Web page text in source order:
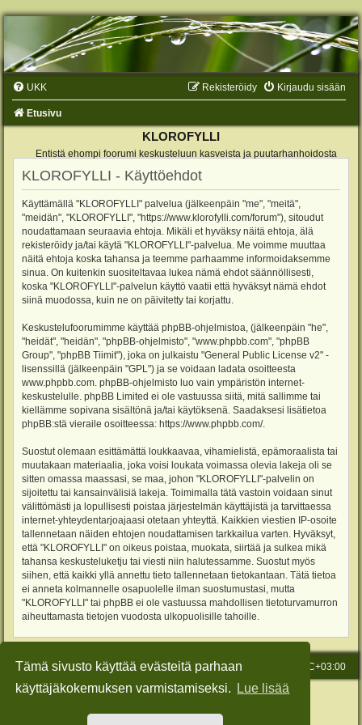
Tämä sivusto käyttää evästeitä parhaan
käyttäjäkokemuksen varmistamiseksi.
Lue lisää
UKK Kirjaudu sisään
Rekisteröidy
Etusivu
KLOROFYLLI
Entistä ehompi foorumi keskusteluun kasveista ja puutarhanhoidosta
KLOROFYLLI - Käyttöehdot
Käyttämällä "KLOROFYLLI" palvelua (jälkeenpäin "me", "meitä",
"meidän", "KLOROFYLLI", "https://www.klorofylli.com/forum"), sitoudut
noudattamaan seuraavia ehtoja. Mikäli et hyväksy näitä ehtoja, älä
rekisteröidy ja/tai käytä "KLOROFYLLI"-palvelua. Me voimme muuttaa
näitä ehtoja koska tahansa ja teemme parhaamme informoidaksemme
sinua. On kuitenkin suositeltavaa lukea nämä ehdot säännöllisesti,
koska "KLOROFYLLI"-palvelun käyttö vaatii että hyväksyt nämä ehdot
siinä muodossa, kuin ne on päivitetty tai korjattu.
Keskustelufoorumimme käyttää phpBB-ohjelmistoa, (jälkeenpäin "he",
"heidät", "heidän", "phpBB-ohjelmisto", "www.phpbb.com", "phpBB
Group", "phpBB Tiimit"), joka on julkaistu "General Public License v2" -
lisenssillä (jälkeenpäin "GPL") ja se voidaan ladata osoitteesta
www.phpbb.com . phpBB-ohjelmisto luo vain ympäristön internet-
keskustelulle. phpBB Limited ei ole vastuussa siitä, mitä sallimme tai
kiellämme sopivana sisältönä ja/tai käytöksenä. Saadaksesi lisätietoa
phpBB:stä vieraile osoitteessa: https://www.phpbb.com/.
Suostut olemaan esittämättä loukkaavaa, vihamielistä, epämoraalista tai
muutakaan materiaalia, joka voisi loukata voimassa olevia lakeja oli se
sitten omassa maassasi, se maa, johon "KLOROFYLLI"-palvelin on
sijoitettu tai kansainvälisiä lakeja. Toimimalla tätä vastoin voidaan sinut
välittömästi ja lopullisesti poistaa järjestelmän käyttäjistä ja tarvittaessa
internet-yhteydentarjoajaasi otetaan yhteyttä. Kaikkien viestien IP-osoite
tallennetaan näiden ehtojen noudattamisen tarkkailua varten. Hyväksyt,
että "KLOROFYLLI" on oikeus poistaa, muokata, siirtää ja sulkea mikä
tahansa keskusteluketju tai viesti niin halutessamme. Suostut myös
siihen, että kaikki yllä annettu tieto tallennetaan tietokantaan. Tätä tietoa
ei anneta kolmannelle osapuolelle ilman suostumustasi, mutta
"KLOROFYLLI" tai phpBB ei ole vastuussa mahdollisen tietoturvamurron
aiheuttamasta tietojen vuodosta ulkopuolisille tahoille.
Etusivu Kaikki ajat ovat UTC+03:00
Viesti Ylläpidolle
Keskustelufoorumin ohjelmistophpBB® Forum Software © phpBB Limited